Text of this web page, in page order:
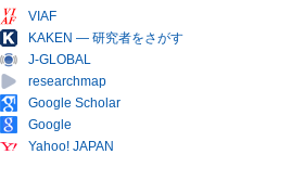
VIAF
KAKEN — 研究者をさがす
J-GLOBAL
researchmap
Google Scholar
Google
Yahoo! JAPAN